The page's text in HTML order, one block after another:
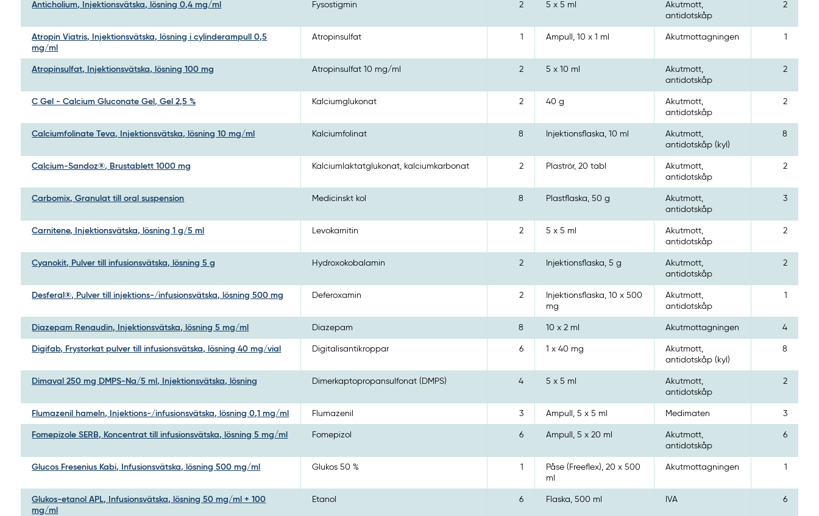
Anticholium, Injektionsvätska, lösning 0,4 mg/ml Fysostigmin 2 5 x 5 ml
Akutmott,
antidotskåp
2
Atropin Viatris, Injektionsvätska, lösning i cylinderampull 0,5
mg/ml
Atropinsulfat 1 Ampull, 10 x 1 ml Akutmottagningen 1
Atropinsulfat, Injektionsvätska, lösning 100 mg Atropinsulfat 10 mg/ml 2 5 x 10 ml
Akutmott,
antidotskåp
2
C Gel - Calcium Gluconate Gel, Gel 2,5 % Kalciumglukonat 2 40 g
Akutmott,
antidotskåp
2
Calciumfolinate Teva, Injektionsvätska, lösning 10 mg/ml Kalciumfolinat 8 Injektionsflaska, 10 ml
Akutmott,
antidotskåp (kyl)
8
Calcium-Sandoz®, Brustablett 1000 mg Kalciumlaktatglukonat, kalciumkarbonat 2 Plaströr, 20 tabl
Akutmott,
antidotskåp
2
Carbomix, Granulat till oral suspension Medicinskt kol 8 Plastflaska, 50 g
Akutmott,
antidotskåp
3
Carnitene, Injektionsvätska, lösning 1 g/5 ml Levokarnitin 2 5 x 5 ml
Akutmott,
antidotskåp
2
Cyanokit, Pulver till infusionsvätska, lösning 5 g Hydroxokobalamin 2 Injektionsflaska, 5 g
Akutmott,
antidotskåp
2
Desferal®, Pulver till injektions-/infusionsvätska, lösning 500 mg Deferoxamin 2
Injektionsflaska, 10 x 500
mg
Akutmott,
antidotskåp
1
Diazepam Renaudin, Injektionsvätska, lösning 5 mg/ml Diazepam 8 10 x 2 ml Akutmottagningen 4
Digifab, Frystorkat pulver till infusionsvätska, lösning 40 mg/vial Digitalisantikroppar 6 1 x 40 mg
Akutmott,
antidotskåp (kyl)
8
Dimaval 250 mg DMPS-Na/5 ml, Injektionsvätska, lösning Dimerkaptopropansulfonat (DMPS) 4 5 x 5 ml
Akutmott,
antidotskåp
2
Flumazenil hameln, Injektions-/infusionsvätska, lösning 0,1 mg/ml Flumazenil 3 Ampull, 5 x 5 ml Medimaten 3
Fomepizole SERB, Koncentrat till infusionsvätska, lösning 5 mg/ml Fomepizol 6 Ampull, 5 x 20 ml
Akutmott,
antidotskåp
6
Glucos Fresenius Kabi, Infusionsvätska, lösning 500 mg/ml Glukos 50 % 1
Påse (Freeflex), 20 x 500
ml
Akutmottagningen 1
Glukos-etanol APL, Infusionsvätska, lösning 50 mg/ml + 100
mg/ml
Etanol 6 Flaska, 500 ml IVA 6